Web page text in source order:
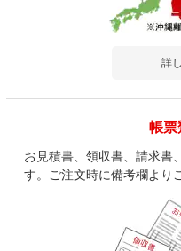
詳
帳票
お見積書、領収書、請求書
す。ご注文時に備考欄より